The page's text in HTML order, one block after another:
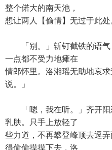
整个偌大的南天池，
想让两人【偷情】无过于此处
「别。」斩钉截铁的语气
一点都不受力地瘫在
情郎怀里。洛湘瑶无助地哀
说。」
「嗯，我在听。」齐开阳
乳肤。只手上放轻了
些力道，不再攀登峰顶去逗
得偷偷摸摸下去，洛